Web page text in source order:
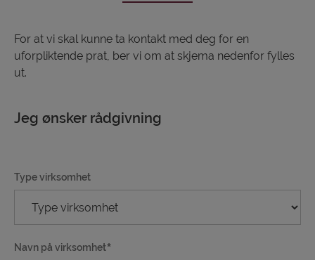
For at vi skal kunne ta kontakt med deg for en
uforpliktende prat, ber vi om at skjema nedenfor fylles
ut.
Jeg ønsker rådgivning
Type virksomhet
Navn på virksomhet